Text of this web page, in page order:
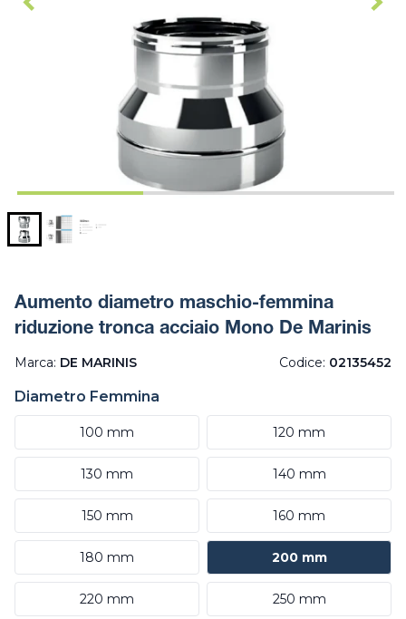
Aumento diametro maschio-femmina
riduzione tronca acciaio Mono De Marinis
Marca: DE MARINIS Codice: 02135452
Diametro Femmina
100 mm 120 mm
130 mm 140 mm
150 mm 160 mm
180 mm 200 mm
220 mm 250 mm